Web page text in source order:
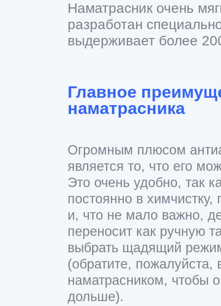
Наматрасник очень
разработан
выдерживает более
Главное
наматрасника
Огромным плюсом
является то, что его
Это очень удобно, так
постоянно в
и, что не мало важно,
переносит как ручную
выбрать щадящий
(обратите,
наматрасником, чтобы
дольше).